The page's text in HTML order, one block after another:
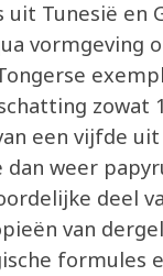
Tunesië en
vormgeving
zowat
een vijfde
dan weer
deel
van
formules